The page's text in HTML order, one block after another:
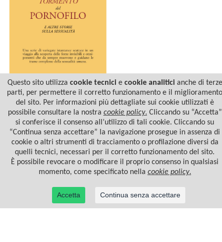
IL TORMENTO DEL
PORNOFILO
Questo sito utilizza cookie tecnicie cookie analiticianche di terze
parti, per permettere il corretto funzionamento e il miglioramento
del sito. Per informazioni più dettagliate sui cookie utilizzati è
possibile consultare la nostra cookie policy. Cliccando su “Accetta”
si conferisce il consenso all’utilizzo di tali cookie. Cliccando su
“Continua senza accettare” la navigazione prosegue in assenza di
cookie o altri strumenti di tracciamento o profilazione diversi da
quelli tecnici, necessari per il corretto funzionamento del sito.
È possibile revocare o modificare il proprio consenso in qualsiasi
momento, come specificato nella cookie policy.
Accetta Continua senza accettare